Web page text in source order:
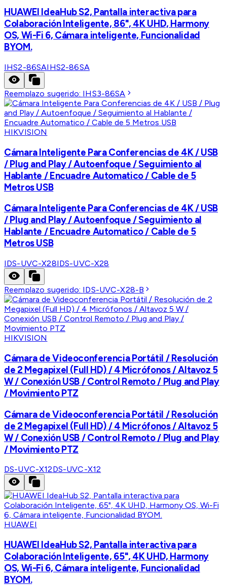
HUAWEI IdeaHub S2, Pantalla interactiva para
Colaboración Inteligente, 86", 4K UHD, Harmony
OS, Wi-Fi 6, Cámara inteligente, Funcionalidad
BYOM.
IHS2-86SAIHS2-86SA
Reemplazo sugerido: IHS3-86SA
HIKVISION
Cámara Inteligente Para Conferencias de 4K / USB
/ Plug and Play / Autoenfoque / Seguimiento al
Hablante / Encuadre Automatico / Cable de 5
Metros USB
Cámara Inteligente Para Conferencias de 4K / USB
/ Plug and Play / Autoenfoque / Seguimiento al
Hablante / Encuadre Automatico / Cable de 5
Metros USB
IDS-UVC-X28IDS-UVC-X28
Reemplazo sugerido: IDS-UVC-X28-B
HIKVISION
Cámara de Videoconferencia Portátil / Resolución
de 2 Megapixel (Full HD) / 4 Micrófonos / Altavoz 5
W / Conexión USB / Control Remoto / Plug and Play
/ Movimiento PTZ
Cámara de Videoconferencia Portátil / Resolución
de 2 Megapixel (Full HD) / 4 Micrófonos / Altavoz 5
W / Conexión USB / Control Remoto / Plug and Play
/ Movimiento PTZ
DS-UVC-X12DS-UVC-X12
HUAWEI
HUAWEI IdeaHub S2, Pantalla interactiva para
Colaboración Inteligente, 65", 4K UHD, Harmony
OS, Wi-Fi 6, Cámara inteligente, Funcionalidad
BYOM.